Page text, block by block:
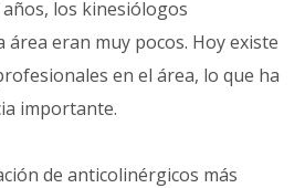
los kinesiólogos
área eran muy pocos. Hoy existe
en el área, lo que ha
importante.
de anticolinérgicos más